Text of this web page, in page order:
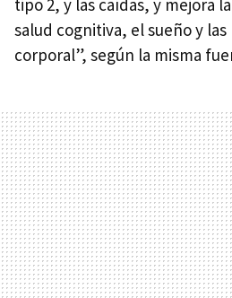
tipo 2, y las caídas, y mejora
salud cognitiva, el sueño y las
corporal”, según la misma